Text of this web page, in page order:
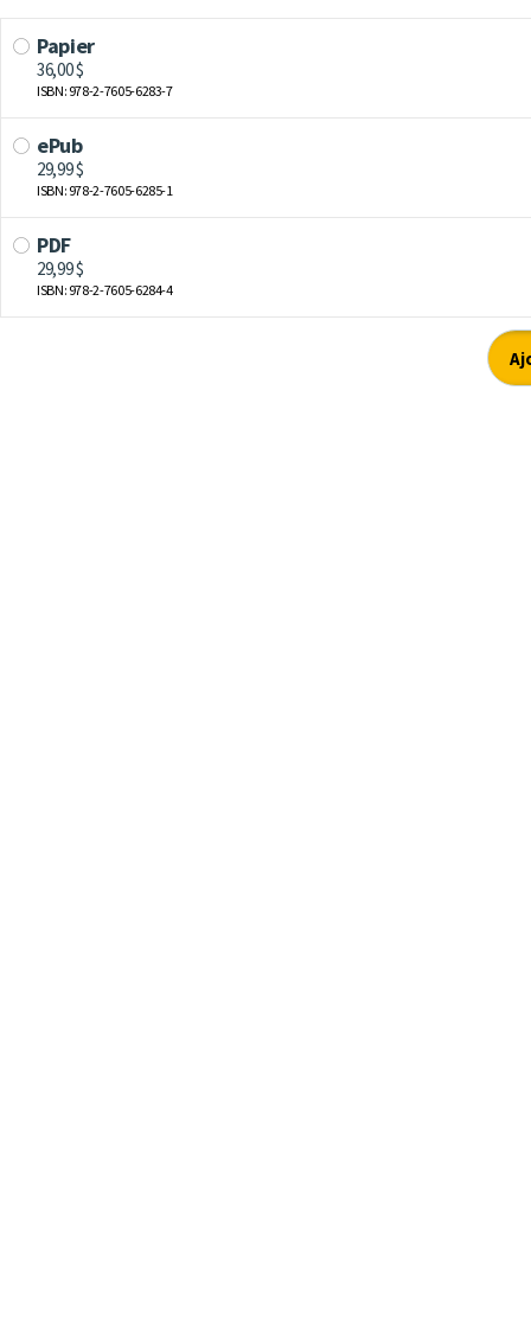
Papier
36,00 $
ISBN: 978-2-7605-6283-7
ePub
29,99 $
ISBN: 978-2-7605-6285-1
PDF
29,99 $
ISBN: 978-2-7605-6284-4